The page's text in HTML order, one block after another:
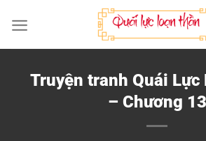
qua
nội
Truyện tranh Quái Lực
– Chương 13